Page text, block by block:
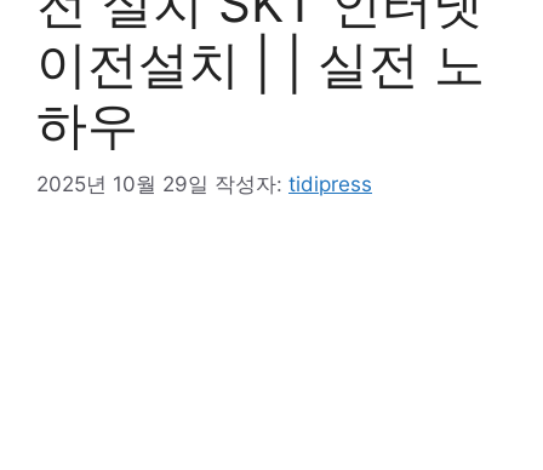
이전설치 | | 실전 노
하우
2025년 10월 29일 작성자: tidipress